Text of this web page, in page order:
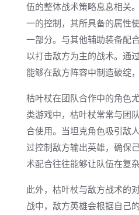
伍的整体战术策略息息相关
一的控制，其所具备的属性
一部分。与其他辅助装备配
以打击敌方为主的战术。通
能够在敌方阵容中制造破绽
枯叶杖在团队合作中的角色
类游戏中，枯叶杖常常与团
合使用。当坦克角色吸引敌
过控制敌方输出英雄，确保
术配合往往能够让队伍在复
此外，枯叶杖与敌方战术的
战中，敌方英雄会根据自己